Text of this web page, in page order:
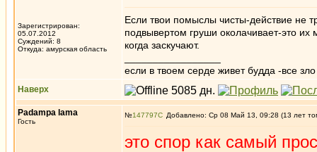
Зарегистрирован:
05.07.2012
Суждений: 8
Откуда: амурская область
Если твои помыслы чисты-действие не
подвывертом груши околачивает-это
когда заскучают.
если в твоем серде живет будда -все
Наверх
Padampa lama
Гость
№147797 Добавлено: Ср 08 Май 13, 09:28 (13 лет
это спор как самый